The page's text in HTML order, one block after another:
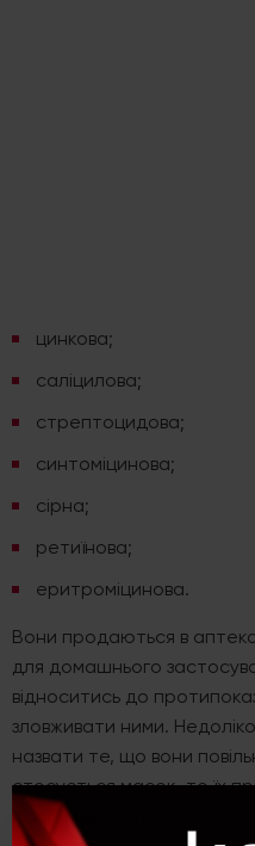
цинкова;
саліцилова;
стрептоцидова;
синтоміцинова;
сірна;
ретиїнова;
еритроміцинова.
Вони продаються в
для домашнього
відноситись до
зловживати ними.
назвати те, що вони
стосується масок, то їх
особливих затрат.